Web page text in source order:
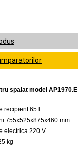
spalat model AP1970.E
recipient 65 l
755x525x875x460 mm
electrica 220 V
kg